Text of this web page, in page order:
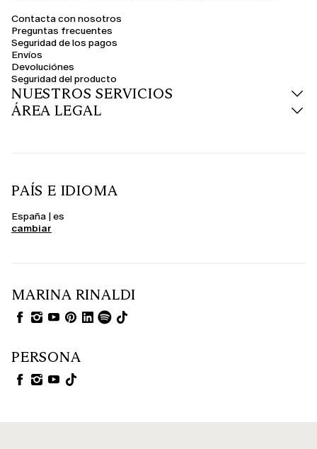
Contacta con nosotros
Preguntas frecuentes
Seguridad de los pagos
Envíos
Devoluciónes
Seguridad del producto
NUESTROS SERVICIOS
ÁREA LEGAL
PAÍS E IDIOMA
España | es
cambiar
MARINA RINALDI
PERSONA